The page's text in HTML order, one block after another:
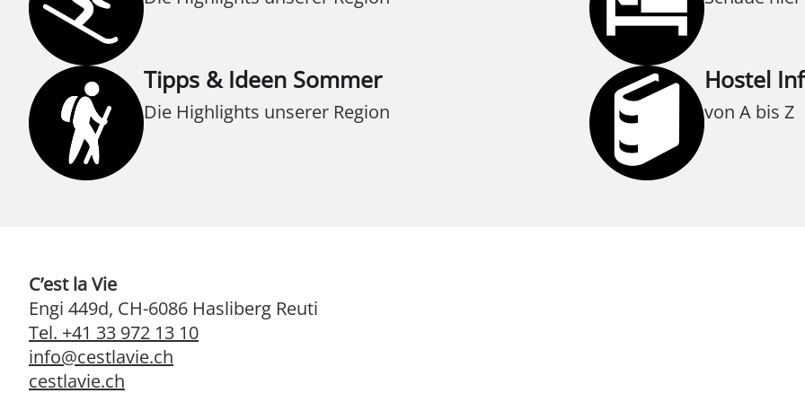
Tipps & Ideen Sommer
Die Highlights unserer Region
Hostel
von A bis Z
C’est la Vie
Engi 449d, CH-6086 Hasliberg Reuti
Tel. +41 33 972 13 10
info@cestlavie.ch
cestlavie.ch